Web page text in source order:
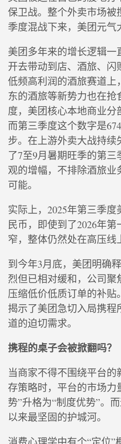
保卫战。整个外卖市场被
季度混战下来，美团元气
美团多年来的增长逻辑
开去带动到店、酒旅、闪
低频高利润的酒旅赛道上
东的酒旅等新势力也在抢
度，美团核心本地商业分
而第三季度这个数字是
步。在上游外卖大战持续
了7至9月暑期旺季的第
观的增幅，不排除酒旅业
可能。
实际上，2025年第三季
民币，即使到了2026年
窄，整体仍然处在高压线
到今年3月底，美团明确
烈但已相对缓和，公司聚
压缩低价低质订单的补贴
揭示了美团急切入局携程
道的迫切需求。
携程的桌子会被掀翻吗？
当商家不得不围绕平台
存策略时，平台的市场力
势”升格为“制度优势”。
以来最坚固的护城河。